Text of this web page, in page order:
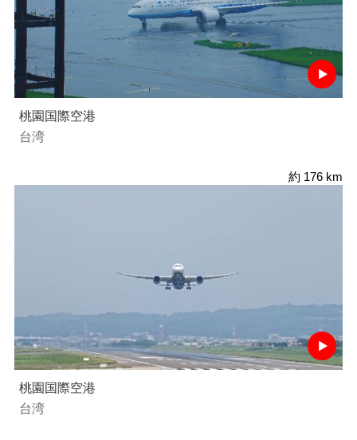
桃園国際空港
台湾
約 176 km
桃園国際空港
台湾